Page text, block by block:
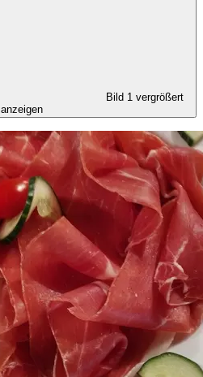
Bild 1 vergrößert
anzeigen